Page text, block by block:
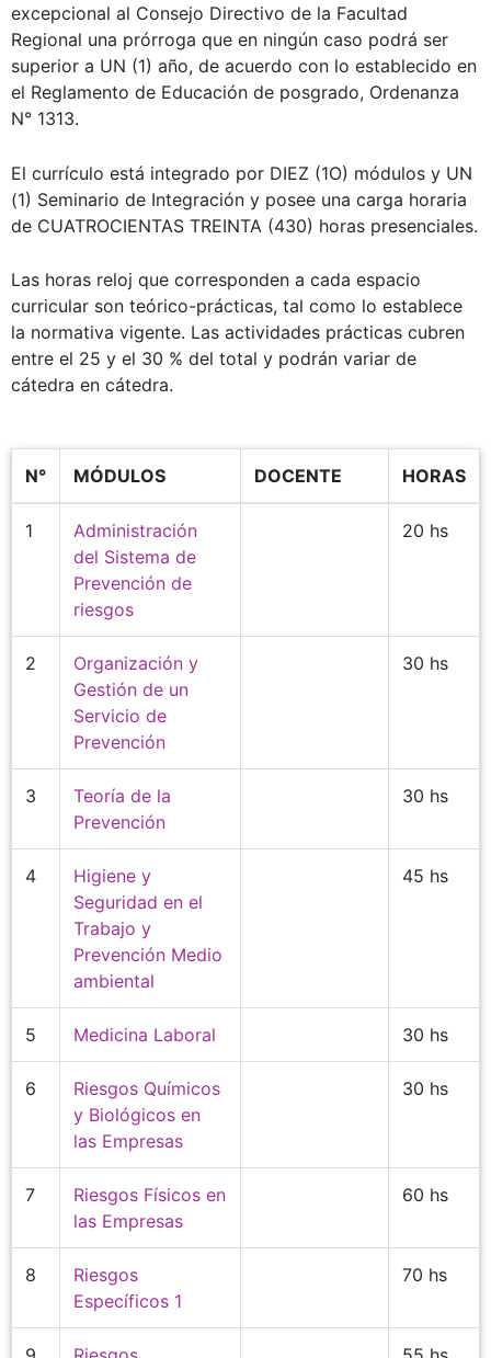
excepcional al Consejo Directivo de la Facultad
Regional una prórroga que en ningún caso podrá ser
superior a UN (1) año, de acuerdo con lo establecido en
el Reglamento de Educación de posgrado, Ordenanza
N° 1313.
El currículo está integrado por DIEZ (1O) módulos y UN
(1) Seminario de Integración y posee una carga horaria
de CUATROCIENTAS TREINTA (430) horas presenciales.
Las horas reloj que corresponden a cada espacio
curricular son teórico-prácticas, tal como lo establece
la normativa vigente. Las actividades prácticas cubren
entre el 25 y el 30 % del total y podrán variar de
cátedra en cátedra.
N° MÓDULOS DOCENTE HORAS
1
Administración
del Sistema de
Prevención de
riesgos
20 hs
2
Organización y
Gestión de un
Servicio de
Prevención
30 hs
3
Teoría de la
Prevención
30 hs
4
Higiene y
Seguridad en el
Trabajo y
Prevención Medio
ambiental
45 hs
5 Medicina Laboral 30 hs
6
Riesgos Químicos
y Biológicos en
las Empresas
30 hs
7
Riesgos Físicos en
las Empresas
60 hs
8
Riesgos
Específicos 1
70 hs